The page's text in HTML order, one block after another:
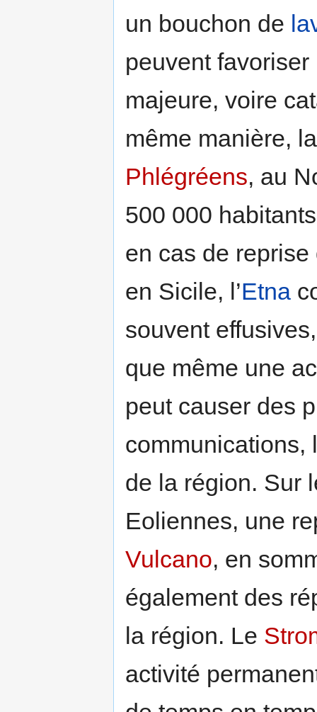
un bouchon de
peuvent
majeure, voire
même manière,
Phlégréens, au
500 000
en cas de reprise
en Sicile, l’Etna
souvent
que même une
peut causer des
communications,
de la région. Sur
Eoliennes, une
Vulcano, en
également des
la région. Le
activité